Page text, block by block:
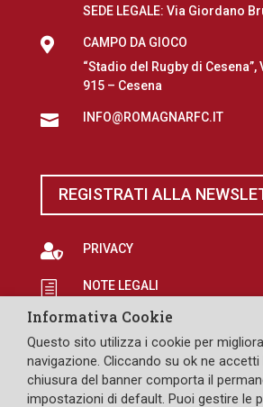
SEDE LEGALE: Via Giordano

CAMPO DA GIOCO
“Stadio del Rugby di
915 – Cesena
 INFO@ROMAGNARFC.IT
REGISTRATI ALLA
 PRIVACY
h NOTE LEGALI
p EROGAZIONI PUBBLICHE
 SAFEGUARDING
Informativa Cookie
Questo sito utilizza i cookie per
navigazione. Cliccando su ok ne
chiusura del banner comporta il
impostazioni di default. Puoi gestire le